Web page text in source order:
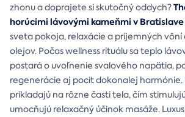
zhonu a doprajete si skutočný oddych?
horúcimi lávovými kameňmi v Bratislave
sveta pokoja, relaxácie a príjemných vôní
olejov. Počas wellness rituálu sa teplo
postará o uvoľnenie svalového napätia,
regenerácie aj pocit dokonalej harmónie.
prikladajú na rôzne časti tela, čím
umocňujú relaxačný účinok masáže.